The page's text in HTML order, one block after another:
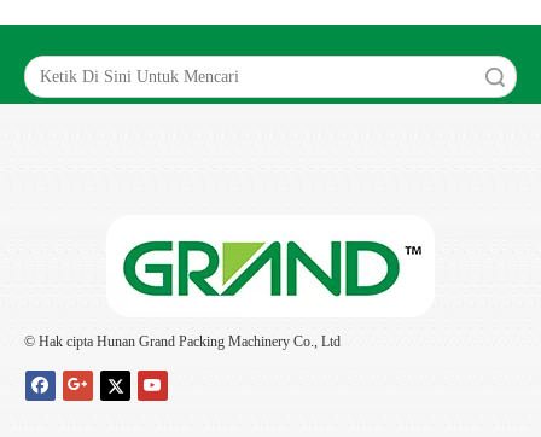
© Hak cipta Hunan Grand Packing Machinery Co., Ltd